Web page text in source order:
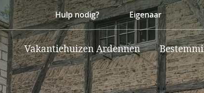
Hulp nodig? Eigenaar
Vakantiehuizen Ardennen